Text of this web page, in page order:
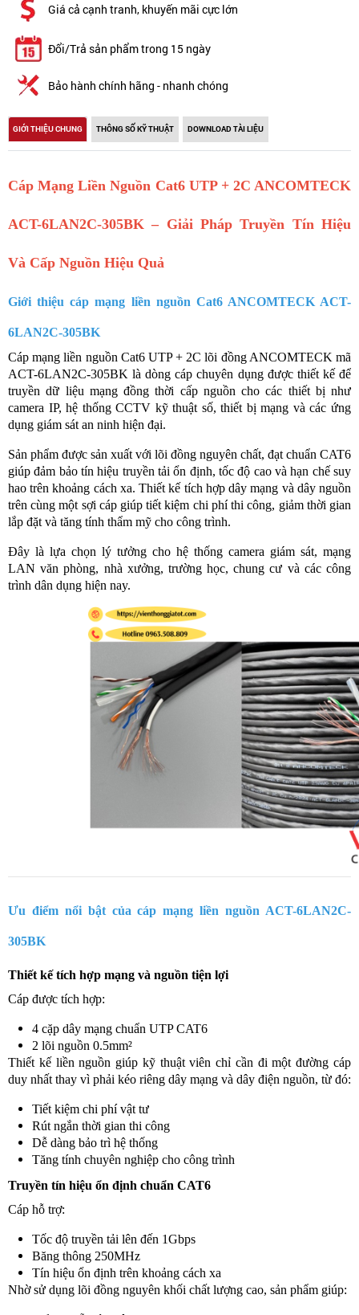
Giá cả cạnh tranh, khuyến mãi cực lớn
Đổi/Trả sản phẩm trong 15 ngày
Bảo hành chính hãng - nhanh chóng
GIỚI THIỆU CHUNG THÔNG SỐ KỸ THUẬT DOWNLOAD TÀI LIỆU
Cáp Mạng Liền Nguồn Cat6 UTP + 2C ANCOMTECK
ACT-6LAN2C-305BK – Giải Pháp Truyền Tín Hiệu
Và Cấp Nguồn Hiệu Quả
Giới thiệu cáp mạng liền nguồn Cat6 ANCOMTECK ACT-
6LAN2C-305BK
Cáp mạng liền nguồn Cat6 UTP + 2C lõi đồng ANCOMTECK mã
ACT-6LAN2C-305BK là dòng cáp chuyên dụng được thiết kế để
truyền dữ liệu mạng đồng thời cấp nguồn cho các thiết bị như
camera IP, hệ thống CCTV kỹ thuật số, thiết bị mạng và các ứng
dụng giám sát an ninh hiện đại.
Sản phẩm được sản xuất với lõi đồng nguyên chất, đạt chuẩn CAT6
giúp đảm bảo tín hiệu truyền tải ổn định, tốc độ cao và hạn chế suy
hao trên khoảng cách xa. Thiết kế tích hợp dây mạng và dây nguồn
trên cùng một sợi cáp giúp tiết kiệm chi phí thi công, giảm thời gian
lắp đặt và tăng tính thẩm mỹ cho công trình.
Đây là lựa chọn lý tưởng cho hệ thống camera giám sát, mạng
LAN văn phòng, nhà xưởng, trường học, chung cư và các công
trình dân dụng hiện nay.
Ưu điểm nổi bật của cáp mạng liền nguồn ACT-6LAN2C-
305BK
Thiết kế tích hợp mạng và nguồn tiện lợi
Cáp được tích hợp:
4 cặp dây mạng chuẩn UTP CAT6
2 lõi nguồn 0.5mm²
Thiết kế liền nguồn giúp kỹ thuật viên chỉ cần đi một đường cáp
duy nhất thay vì phải kéo riêng dây mạng và dây điện nguồn, từ đó:
Tiết kiệm chi phí vật tư
Rút ngắn thời gian thi công
Dễ dàng bảo trì hệ thống
Tăng tính chuyên nghiệp cho công trình
Truyền tín hiệu ổn định chuẩn CAT6
Cáp hỗ trợ:
Tốc độ truyền tải lên đến 1Gbps
Băng thông 250MHz
Tín hiệu ổn định trên khoảng cách xa
Nhờ sử dụng lõi đồng nguyên khối chất lượng cao, sản phẩm giúp: